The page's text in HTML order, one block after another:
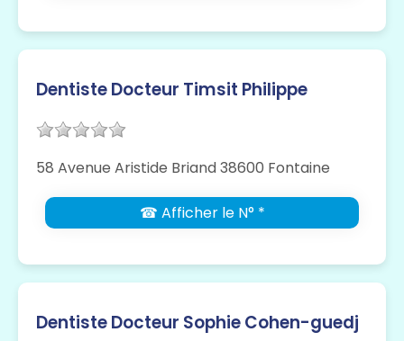
Dentiste Docteur Timsit Philippe
58 Avenue Aristide Briand 38600 Fontaine
☎ Afficher le N° *
Dentiste Docteur Sophie Cohen-guedj